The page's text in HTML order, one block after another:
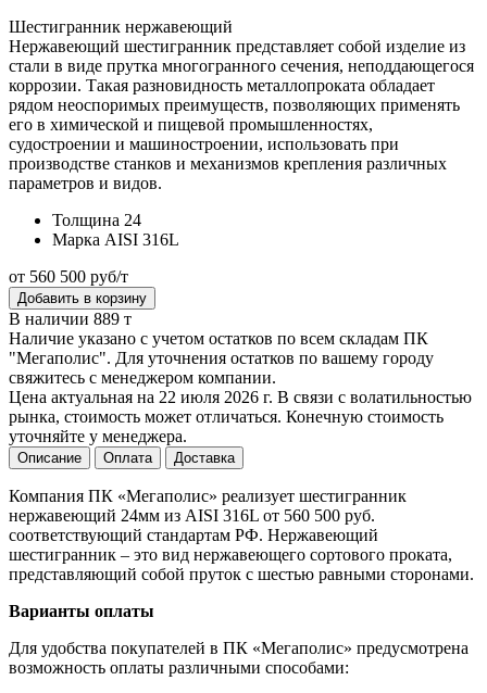
Шестигранник нержавеющий
Нержавеющий шестигранник представляет собой изделие из
стали в виде прутка многогранного сечения, неподдающегося
коррозии. Такая разновидность металлопроката обладает
рядом неоспоримых преимуществ, позволяющих применять
его в химической и пищевой промышленностях,
судостроении и машиностроении, использовать при
производстве станков и механизмов крепления различных
параметров и видов.
Толщина 24
Марка AISI 316L
от 560 500 руб/т
Добавить в корзину
В наличии 889 т
Наличие указано с учетом остатков по всем складам ПК
"Мегаполис". Для уточнения остатков по вашему городу
свяжитесь с менеджером компании.
Цена актуальная на 22 июля 2026 г. В связи с волатильностью
рынка, стоимость может отличаться. Конечную стоимость
уточняйте у менеджера.
Описание Оплата Доставка
Компания ПК «Мегаполис» реализует шестигранник
нержавеющий 24мм из AISI 316L от 560 500 руб.
соответствующий стандартам РФ. Нержавеющий
шестигранник – это вид нержавеющего сортового проката,
представляющий собой пруток с шестью равными сторонами.
Варианты оплаты
Для удобства покупателей в ПК «Мегаполис» предусмотрена
возможность оплаты различными способами: